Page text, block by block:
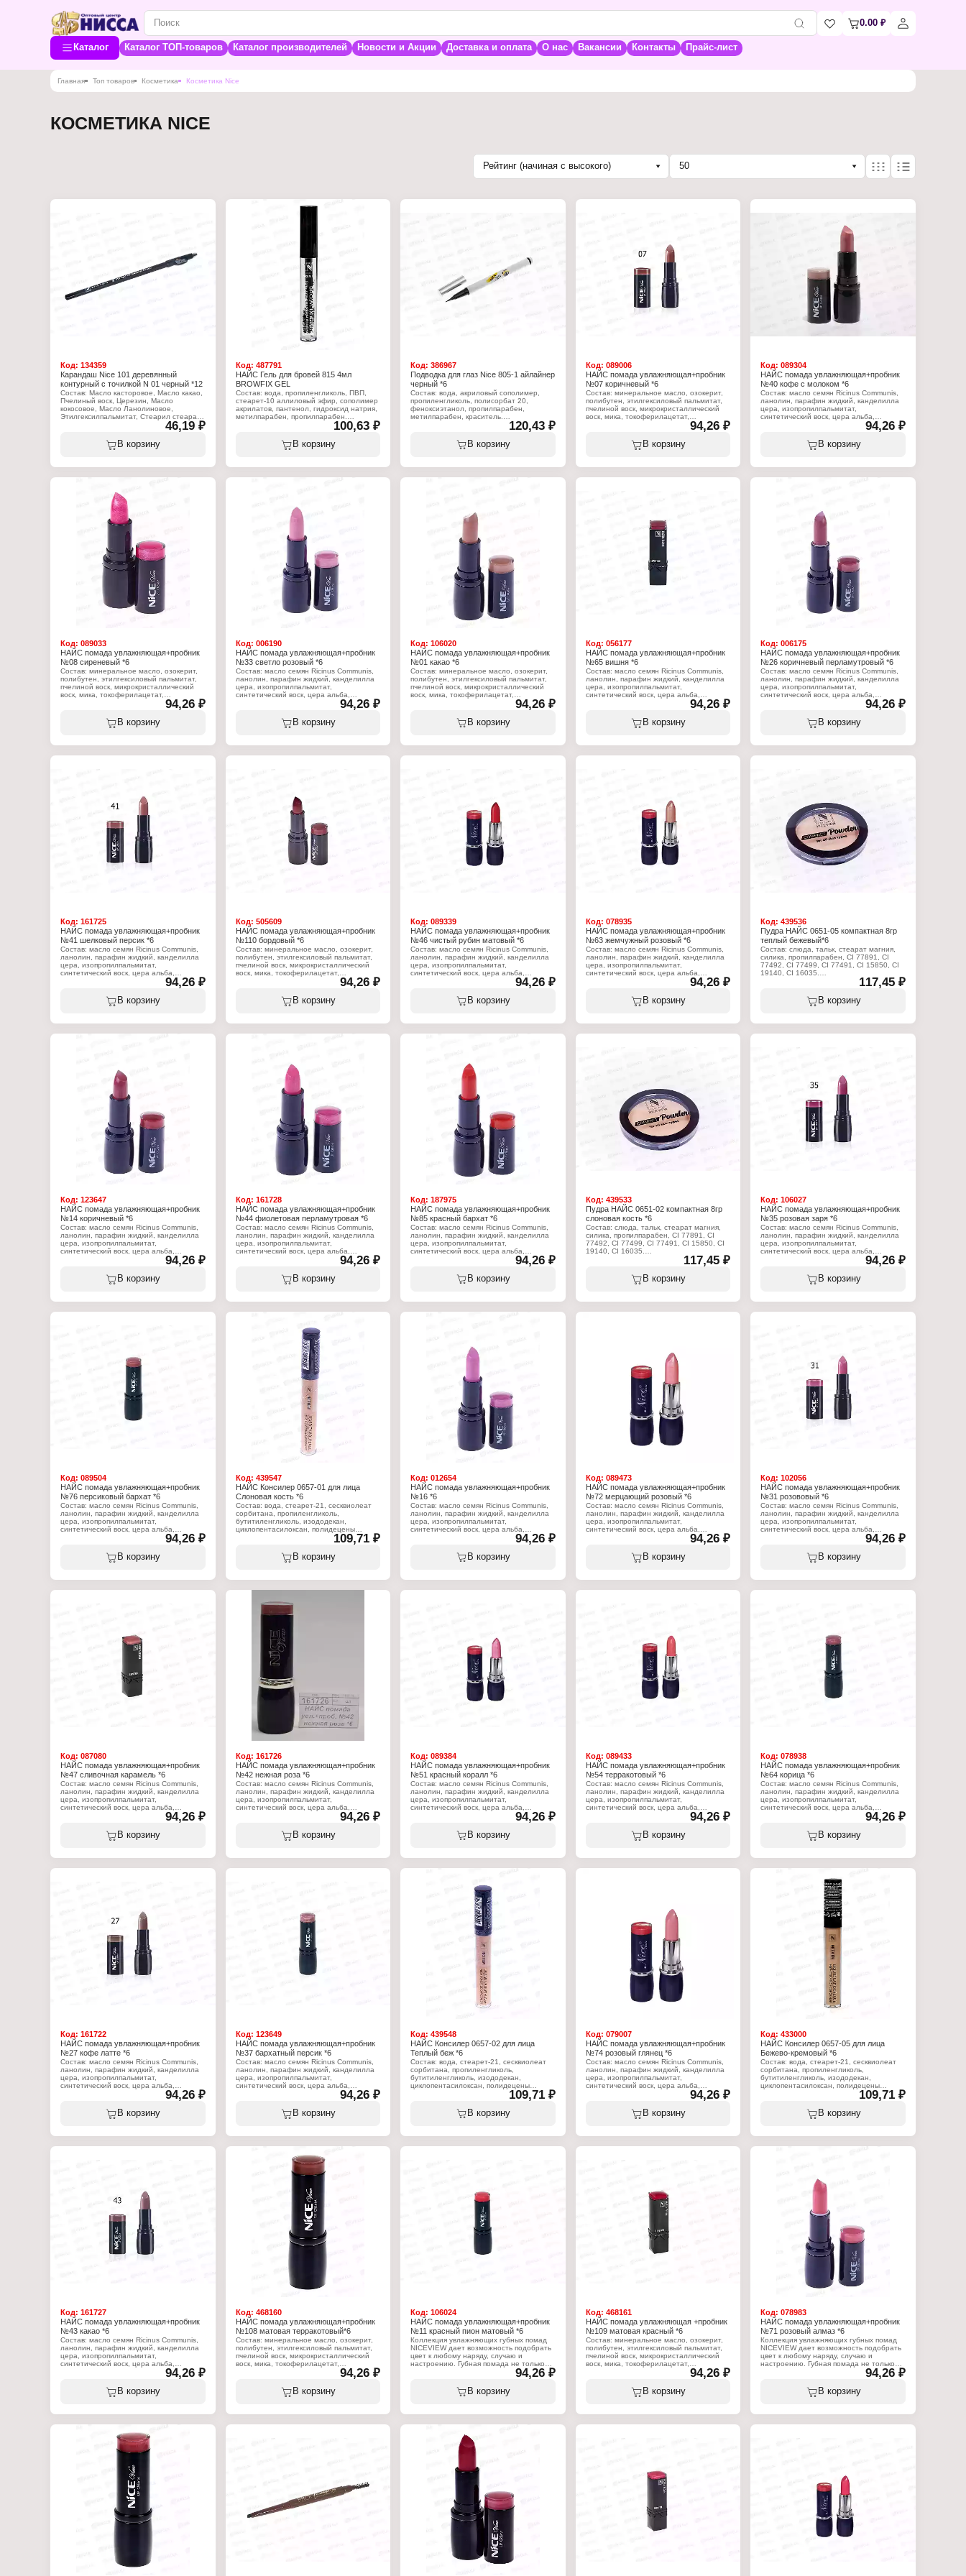
0.00 ₽
Каталог Каталог ТОП-товаров Каталог производителей Новости и Акции Доставка и оплата О нас Вакансии Контакты Прайс-лист
Главная Топ товаров Косметика Косметика Nice
КОСМЕТИКА NICE
Рейтинг (начиная с высокого) 50
Код: 134359
Карандаш Nice 101 деревянный
контурный с точилкой N 01 черный *12
Состав: Масло касторовое, Масло какао,
Пчелиный воск, Церезин, Масло
кокосовое, Масло Ланолиновое,
Этилгексилпальмитат, Стеарил стеарат,
Характеристики:
Комплектация: с точилкой
46,19 ₽
В корзину
Код: 487791
НАЙС Гель для бровей 815 4мл
BROWFIX GEL
Состав: вода, пропиленгликоль, ПВП,
стеарет-10 аллиловый эфир, сополимер
акрилатов, пантенол, гидроксид натрия,
метилпарабен, пропилпарабен.
Бренд: Nice View
Тип товара: Гель для бровей
100,63 ₽
В корзину
Код:386967
Подводка для глаз Nice 805-1 айлайнер
черный *6
Состав: вода, акриловый сополимер,
пропиленгликоль, полисорбат 20,
феноксиэтанол, пропилпарабен,
метилпарабен, краситель.
Бренд: Nice View
Тип товара: Подводка для глаз
120,43 ₽
В корзину
Код: 089006
НАЙС помада увлажняющая+пробник
№07 коричневый *6
Состав: минеральное масло, озокерит,
полибутен, этилгексиловый пальмитат,
пчелиной воск, микрокристаллический
воск, мика, токоферилацетат,
феноксиэтанол. +/- ci 77891, ci 77499, ci
77492, ci 77491, ci 15850, ci 45410.
Характеристики:
Эффект: увлажняющая
94,26 ₽
В корзину
Код:089304
НАЙС помада увлажняющая+пробник
№40 кофе с молоком *6
Состав: масло семян Ricinus Communis,
ланолин, парафин жидкий, канделилла
цера, изопропилпальмитат,
синтетический воск, цера альба,
коперниция церифера цера, масло какао
теоброма, стеариновая кислота,
вазелин, масло персеи гратиссима,
токоферилацетат, пропилпарабен, BHT,
77499, CI 77742, CI 77891, оксихлорид
олова, триэтоксикаприлилсилан).
Тип товара: Помада для губ
Вариация: с пробником
Эффект: увлажняющая
Тон: 40 кофе с молоком
94,26 ₽
В корзину
Код: 089033
НАЙС помада увлажняющая+пробник
№08 сиреневый *6
Состав: минеральное масло, озокерит,
полибутен, этилгексиловый пальмитат,
пчелиной воск, микрокристаллический
воск, мика, токоферилацетат,
феноксиэтанол. +/- ci 77891, ci 77499, ci
77492, ci 77491, ci 15850, ci 45410.
Характеристики:
Эффект: увлажняющая
94,26 ₽
В корзину
Код: 006190
НАЙС помада увлажняющая+пробник
№33 светло розовый *6
Состав: масло семян Ricinus Communis,
ланолин, парафин жидкий, канделилла
цера, изопропилпальмитат,
синтетический воск, цера альба,
коперниция церифера цера, масло какао
теоброма, стеариновая кислота,
вазелин, масло персеи гратиссима,
токоферилацетат, пропилпарабен, BHT,
77499, CI 77742, CI 77891, оксихлорид
Характеристики:
Бренд: Nice View
Тип товара: Помада для губ
Вариация: с пробником
Эффект: увлажняющая
Тон: 33 светло-розовый
94,26 ₽
В корзину
Код:106020
НАЙС помада увлажняющая+пробник
№01 какао *6
Состав: минеральное масло, озокерит,
полибутен, этилгексиловый пальмитат,
пчелиной воск, микрокристаллический
воск, мика, токоферилацетат,
феноксиэтанол. +/- ci 77891, ci 77499, ci
77492, ci 77491, ci 15850, ci 45410.
Характеристики:
Эффект: увлажняющая
94,26 ₽
В корзину
Код: 056177
НАЙС помада увлажняющая+пробник
№65 вишня *6
Состав: масло семян Ricinus Communis,
ланолин, парафин жидкий, канделилла
цера, изопропилпальмитат,
синтетический воск, цера альба,
коперниция церифера цера, масло какао
теоброма, стеариновая кислота,
вазелин, масло персеи гратиссима,
токоферилацетат, пропилпарабен, BHT,
77499, CI 77742, CI 77891, оксихлорид
Бренд: Nice View
Тип товара: Помада для губ
Вариация: с пробником
Эффект: увлажняющая
94,26 ₽
В корзину
Код:006175
НАЙС помада увлажняющая+пробник
№26 коричневый перламутровый *6
Состав: масло семян Ricinus Communis,
ланолин, парафин жидкий, канделилла
цера, изопропилпальмитат,
синтетический воск, цера альба,
коперниция церифера цера, масло какао
теоброма, стеариновая кислота,
вазелин, масло персеи гратиссима,
токоферилацетат, пропилпарабен, BHT,
77499, CI 77742, CI 77891, оксихлорид
Характеристики:
Бренд: Nice View
Тип товара: Помада для губ
Вариация: с пробником
Эффект: увлажняющая
Тон: 26 коричневый перламутр
Объём: 4 г
94,26 ₽
В корзину
Код: 161725
НАЙС помада увлажняющая+пробник
№41 шелковый персик *6
Состав: масло семян Ricinus Communis,
ланолин, парафин жидкий, канделилла
цера, изопропилпальмитат,
синтетический воск, цера альба,
коперниция церифера цера, масло какао
теоброма, стеариновая кислота,
вазелин, масло персеи гратиссима,
токоферилацетат, пропилпарабен, BHT,
77499, CI 77742, CI 77891, оксихлорид
Характеристики:
Тип товара: Помада для губ
Вариация: с пробником
Эффект: увлажняющая
Тон: 41 шелковый персик
94,26 ₽
В корзину
Код: 505609
НАЙС помада увлажняющая+пробник
№110 бордовый *6
Состав: минеральное масло, озокерит,
полибутен, этилгексиловый пальмитат,
пчелиной воск, микрокристаллический
воск, мика, токоферилацетат,
феноксиэтанол. +/- ci 77891, ci 77499, ci
77492, ci 77491, ci 15850, ci 45410.
Характеристики:
Эффект: увлажняющая
94,26 ₽
В корзину
Код:089339
НАЙС помада увлажняющая+пробник
№46 чистый рубин матовый *6
Состав: масло семян Ricinus Communis,
ланолин, парафин жидкий, канделилла
цера, изопропилпальмитат,
синтетический воск, цера альба,
коперниция церифера цера, масло какао
теоброма, стеариновая кислота,
вазелин, масло персеи гратиссима,
токоферилацетат, пропилпарабен, BHT,
77499, CI 77742, CI 77891, оксихлорид
олова, триэтоксикаприлилсилан).
Тип товара: Помада для губ
Вариация: с пробником
Эффект: увлажняющая
Тон: 46 чистый рубин
94,26 ₽
В корзину
Код: 078935
НАЙС помада увлажняющая+пробник
№63 жемчужный розовый *6
Состав: масло семян Ricinus Communis,
ланолин, парафин жидкий, канделилла
цера, изопропилпальмитат,
синтетический воск, цера альба,
коперниция церифера цера, масло какао
теоброма, стеариновая кислота,
вазелин, масло персеи гратиссима,
токоферилацетат, пропилпарабен, BHT,
77499, CI 77742, CI 77891, оксихлорид
Бренд: Nice View
Тип товара: Помада для губ
Вариация: с пробником
Эффект: увлажняющая
Тон: 63 жемчужно-розовый
Объём: 4 г
94,26 ₽
В корзину
Код:439536
Пудра НАЙС 0651-05 компактная 8гр
теплый бежевый*6
Состав: слюда, тальк, стеарат магния,
силика, пропилпарабен, CI 77891, CI
77492, CI 77499, CI 77491, CI 15850, CI
19140, CI 16035.
Бренд: Nice View
Тип товара: Пудра для лица
117,45 ₽
В корзину
Код: 123647
НАЙС помада увлажняющая+пробник
№14 коричневый *6
Состав: масло семян Ricinus Communis,
ланолин, парафин жидкий, канделилла
цера, изопропилпальмитат,
синтетический воск, цера альба,
коперниция церифера цера, масло какао
теоброма, стеариновая кислота,
вазелин, масло персеи гратиссима,
токоферилацетат, пропилпарабен, BHT,
77499, CI 77742, CI 77891, оксихлорид
Тип товара: Помада для губ
Вариация: с пробником
Эффект: увлажняющая
Тон: 14 коричневый
94,26 ₽
В корзину
Код: 161728
НАЙС помада увлажняющая+пробник
№44 фиолетовая перламутровая *6
Состав: масло семян Ricinus Communis,
ланолин, парафин жидкий, канделилла
цера, изопропилпальмитат,
синтетический воск, цера альба,
коперниция церифера цера, масло какао
теоброма, стеариновая кислота,
вазелин, масло персеи гратиссима,
токоферилацетат, пропилпарабен, BHT,
77499, CI 77742, CI 77891, оксихлорид
алюминия, Слюда, Кремнезем,
Синтетический фторфлогопит, оксид
олова, триэтоксикаприлилсилан).
Тип товара: Помада для губ
Вариация: с пробником
Эффект: увлажняющая
Тон: 44 фиолетовый перламутровый
94,26 ₽
В корзину
Код:187975
НАЙС помада увлажняющая+пробник
№85 красный бархат *6
Состав: масло семян Ricinus Communis,
ланолин, парафин жидкий, канделилла
цера, изопропилпальмитат,
синтетический воск, цера альба,
коперниция церифера цера, масло какао
теоброма, стеариновая кислота,
вазелин, масло персеи гратиссима,
токоферилацетат, пропилпарабен, BHT,
77499, CI 77742, CI 77891, оксихлорид
олова, триэтоксикаприлилсилан).
Характеристики:
Тип товара: Помада для губ
Вариация: с пробником
Эффект: увлажняющая
Тон: 85 красный бархат
94,26 ₽
В корзину
Код: 439533
Пудра НАЙС 0651-02 компактная 8гр
слоновая кость *6
Состав: слюда, тальк, стеарат магния,
силика, пропилпарабен, CI 77891, CI
77492, CI 77499, CI 77491, CI 15850, CI
19140, CI 16035.
Бренд: Nice View
Тип товара: Пудра для лица
117,45 ₽
В корзину
Код:106027
НАЙС помада увлажняющая+пробник
№35 розовая заря *6
Состав: масло семян Ricinus Communis,
ланолин, парафин жидкий, канделилла
цера, изопропилпальмитат,
синтетический воск, цера альба,
коперниция церифера цера, масло какао
теоброма, стеариновая кислота,
вазелин, масло персеи гратиссима,
токоферилацетат, пропилпарабен, BHT,
77499, CI 77742, CI 77891, оксихлорид
Характеристики:
Бренд: Nice View
Тип товара: Помада для губ
Вариация: с пробником
Эффект: увлажняющая
Тон: 35 розовая заря
94,26 ₽
В корзину
Код: 089504
НАЙС помада увлажняющая+пробник
№76 персиковый бархат *6
Состав: масло семян Ricinus Communis,
ланолин, парафин жидкий, канделилла
цера, изопропилпальмитат,
синтетический воск, цера альба,
коперниция церифера цера, масло какао
теоброма, стеариновая кислота,
вазелин, масло персеи гратиссима,
токоферилацетат, пропилпарабен, BHT,
77499, CI 77742, CI 77891, оксихлорид
Тип товара: Помада для губ
Эффект: увлажняющая
Тон: 76 персиковый бархат
94,26 ₽
В корзину
Код: 439547
НАЙС Консилер 0657-01 для лица
Слоновая кость *6
Состав: вода, стеарет-21, сесквиолеат
сорбитана, пропиленгликоль,
бутитиленгликоль, изододекан,
циклопентасилоксан, полидецены
этилгексилпальмитат, тридецил
тримеллитат, диметикон,
микрокристаллический воск,
иодопропилбутилкарбамат, диоксид
титана, пигмент железнооксидный.
Характеристики:
Тип товара: Консилер
Тон: 01 слоновая кость
Объем: 7 мл
109,71 ₽
В корзину
Код:012654
НАЙС помада увлажняющая+пробник
№16 *6
Состав: масло семян Ricinus Communis,
ланолин, парафин жидкий, канделилла
цера, изопропилпальмитат,
синтетический воск, цера альба,
коперниция церифера цера, масло какао
теоброма, стеариновая кислота,
вазелин, масло персеи гратиссима,
токоферилацетат, пропилпарабен, BHT,
77499, CI 77742, CI 77891, оксихлорид
Бренд: Nice View
Тип товара: Помада для губ
Вариация: с пробником
Эффект: увлажняющая
Тон: 16 нежно розово-сиреневый
94,26 ₽
В корзину
Код: 089473
НАЙС помада увлажняющая+пробник
№72 мерцающий розовый *6
Состав: масло семян Ricinus Communis,
ланолин, парафин жидкий, канделилла
цера, изопропилпальмитат,
синтетический воск, цера альба,
коперниция церифера цера, масло какао
теоброма, стеариновая кислота,
вазелин, масло персеи гратиссима,
токоферилацетат, пропилпарабен, BHT,
77499, CI 77742, CI 77891, оксихлорид
Бренд: Nice View
Тип товара: Помада для губ
Вариация: с пробником
Эффект: увлажняющая
Тон: 72 мерцающий розовый
94,26 ₽
В корзину
Код:102056
НАЙС помада увлажняющая+пробник
№31 розововый *6
Состав: масло семян Ricinus Communis,
ланолин, парафин жидкий, канделилла
цера, изопропилпальмитат,
синтетический воск, цера альба,
коперниция церифера цера, масло какао
теоброма, стеариновая кислота,
вазелин, масло персеи гратиссима,
токоферилацетат, пропилпарабен, BHT,
77499, CI 77742, CI 77891, оксихлорид
Тип товара: Помада для губ
Вариация: с пробником
Эффект: увлажняющая
Тон: 31 розовый лепесток перламутра
94,26 ₽
В корзину
Код: 087080
НАЙС помада увлажняющая+пробник
№47 сливочная карамель *6
Состав: масло семян Ricinus Communis,
ланолин, парафин жидкий, канделилла
цера, изопропилпальмитат,
синтетический воск, цера альба,
коперниция церифера цера, масло какао
теоброма, стеариновая кислота,
вазелин, масло персеи гратиссима,
токоферилацетат, пропилпарабен, BHT,
77499, CI 77742, CI 77891, оксихлорид
Характеристики:
Бренд: Nice View
Тип товара: Помада для губ
Вариация: с пробником
Эффект: увлажняющая
Тон: 47 сливочная карамель
94,26 ₽
В корзину
Код: 161726
НАЙС помада увлажняющая+пробник
№42 нежная роза *6
Состав: масло семян Ricinus Communis,
ланолин, парафин жидкий, канделилла
цера, изопропилпальмитат,
синтетический воск, цера альба,
коперниция церифера цера, масло какао
теоброма, стеариновая кислота,
вазелин, масло персеи гратиссима,
токоферилацетат, пропилпарабен, BHT,
77499, CI 77742, CI 77891, оксихлорид
Тип товара: Помада для губ
Вариация: с пробником
Эффект: увлажняющая
Тон: 42 нежная роза
94,26 ₽
В корзину
Код:089384
НАЙС помада увлажняющая+пробник
№51 красный коралл *6
Состав: масло семян Ricinus Communis,
ланолин, парафин жидкий, канделилла
цера, изопропилпальмитат,
синтетический воск, цера альба,
коперниция церифера цера, масло какао
теоброма, стеариновая кислота,
вазелин, масло персеи гратиссима,
токоферилацетат, пропилпарабен, BHT,
77499, CI 77742, CI 77891, оксихлорид
алюминия, Слюда, Кремнезем,
Синтетический фторфлогопит, оксид
олова, триэтоксикаприлилсилан).
Тип товара: Помада для губ
Вариация: с пробником
Эффект: увлажняющая
Тон: 51 красный коралл
94,26 ₽
В корзину
Код: 089433
НАЙС помада увлажняющая+пробник
№54 терракотовый *6
Состав: масло семян Ricinus Communis,
ланолин, парафин жидкий, канделилла
цера, изопропилпальмитат,
синтетический воск, цера альба,
коперниция церифера цера, масло какао
теоброма, стеариновая кислота,
вазелин, масло персеи гратиссима,
токоферилацетат, пропилпарабен, BHT,
77499, CI 77742, CI 77891, оксихлорид
Бренд: Nice View
Тип товара: Помада для губ
Вариация: с пробником
Эффект: увлажняющая
Тон: 54 терракотовый
94,26 ₽
В корзину
Код:078938
НАЙС помада увлажняющая+пробник
№64 корица *6
Состав: масло семян Ricinus Communis,
ланолин, парафин жидкий, канделилла
цера, изопропилпальмитат,
синтетический воск, цера альба,
коперниция церифера цера, масло какао
теоброма, стеариновая кислота,
вазелин, масло персеи гратиссима,
токоферилацетат, пропилпарабен, BHT,
77499, CI 77742, CI 77891, оксихлорид
висмута, боросиликат кальция и
алюминия, Слюда, Кремнезем,
Синтетический фторфлогопит, оксид
олова, триэтоксикаприлилсилан).
Тип товара: Помада для губ
Вариация: с пробником
Эффект: увлажняющая
94,26 ₽
В корзину
Код: 161722
НАЙС помада увлажняющая+пробник
№27 кофе латте *6
Состав: масло семян Ricinus Communis,
ланолин, парафин жидкий, канделилла
цера, изопропилпальмитат,
синтетический воск, цера альба,
коперниция церифера цера, масло какао
теоброма, стеариновая кислота,
вазелин, масло персеи гратиссима,
токоферилацетат, пропилпарабен, BHT,
77499, CI 77742, CI 77891, оксихлорид
Характеристики:
Бренд: Nice View
Тип товара: Помада для губ
Вариация: с пробником
Эффект: увлажняющая
Тон: 27 кофе латте
94,26 ₽
В корзину
Код: 123649
НАЙС помада увлажняющая+пробник
№37 бархатный персик *6
Состав: масло семян Ricinus Communis,
ланолин, парафин жидкий, канделилла
цера, изопропилпальмитат,
синтетический воск, цера альба,
коперниция церифера цера, масло какао
теоброма, стеариновая кислота,
вазелин, масло персеи гратиссима,
токоферилацетат, пропилпарабен, BHT,
77499, CI 77742, CI 77891, оксихлорид
висмута, боросиликат кальция и
алюминия, Слюда, Кремнезем,
Синтетический фторфлогопит, оксид
Тип товара: Помада для губ
Вариация: с пробником
Эффект: увлажняющая
Тон: 37 бархатный персик
94,26 ₽
В корзину
Код:439548
НАЙС Консилер 0657-02 для лица
Теплый беж *6
Состав: вода, стеарет-21, сесквиолеат
сорбитана, пропиленгликоль,
бутитиленгликоль, изододекан,
циклопентасилоксан, полидецены
этилгексилпальмитат, тридецил
тримеллитат, диметикон,
микрокристаллический воск,
иодопропилбутилкарбамат, диоксид
Тон: 02 теплый бежевый
109,71 ₽
В корзину
Код: 079007
НАЙС помада увлажняющая+пробник
№74 розовый глянец *6
Состав: масло семян Ricinus Communis,
ланолин, парафин жидкий, канделилла
цера, изопропилпальмитат,
синтетический воск, цера альба,
коперниция церифера цера, масло какао
теоброма, стеариновая кислота,
вазелин, масло персеи гратиссима,
токоферилацетат, пропилпарабен, BHT,
77499, CI 77742, CI 77891, оксихлорид
Тип товара: Помада для губ
Эффект: увлажняющая
Тон: 74 розовый глянец
94,26 ₽
В корзину
Код:433000
НАЙС Консилер 0657-05 для лица
Бежево-кремовый *6
Состав: вода, стеарет-21, сесквиолеат
сорбитана, пропиленгликоль,
бутитиленгликоль, изододекан,
циклопентасилоксан, полидецены
этилгексилпальмитат, тридецил
тримеллитат, диметикон,
микрокристаллический воск,
иодопропилбутилкарбамат, диоксид
Бренд: Nice View
Тип товара: Консилер
109,71 ₽
В корзину
Код: 161727
НАЙС помада увлажняющая+пробник
№43 какао *6
Состав: масло семян Ricinus Communis,
ланолин, парафин жидкий, канделилла
цера, изопропилпальмитат,
синтетический воск, цера альба,
коперниция церифера цера, масло какао
теоброма, стеариновая кислота,
вазелин, масло персеи гратиссима,
токоферилацетат, пропилпарабен, BHT,
77499, CI 77742, CI 77891, оксихлорид
висмута, боросиликат кальция и
алюминия, Слюда, Кремнезем,
Синтетический фторфлогопит, оксид
Тип товара: Помада для губ
Вариация: с пробником
Эффект: увлажняющая
Тон: 43 капучино
94,26 ₽
В корзину
Код: 468160
НАЙС помада увлажняющая+пробник
№108 матовая терракотовый*6
Состав: минеральное масло, озокерит,
полибутен, этилгексиловый пальмитат,
пчелиной воск, микрокристаллический
воск, мика, токоферилацетат,
феноксиэтанол. +/- ci 77891, ci 77499, ci
77492, ci 77491, ci 15850, ci 45410.
Характеристики:
Эффект: увлажняющая
94,26 ₽
В корзину
Код:106024
НАЙС помада увлажняющая+пробник
№11 красный пион матовый *6
Коллекция увлажняющих губных помад
NICEVIEW дает возможность подобрать
цвет к любому наряду, случаю и
настроению. Губная помада не только
украшает, но и бережно ухаживает за
нежной кожей губ. Каждый раз,
применяя губную помаду, Вы
одновременно регенерируете и
Бренд: Nice View
Тип товара: Помада для губ
Вариация: с пробником
Особенность: матовая
Тон: №11 Красный пион
Артикул: 104
94,26 ₽
В корзину
Код: 468161
НАЙС помада увлажняющая +пробник
№109 матовая красный *6
Состав: минеральное масло, озокерит,
полибутен, этилгексиловый пальмитат,
пчелиной воск, микрокристаллический
воск, мика, токоферилацетат,
феноксиэтанол. +/- ci 77891, ci 77499, ci
77492, ci 77491, ci 15850, ci 45410.
Характеристики:
Эффект: увлажняющая
94,26 ₽
В корзину
Код:078983
НАЙС помада увлажняющая+пробник
№71 розовый алмаз *6
Коллекция увлажняющих губных помад
NICEVIEW дает возможность подобрать
цвет к любому наряду, случаю и
настроению. Губная помада не только
украшает, но и бережно ухаживает за
нежной кожей губ. Каждый раз,
применяя губную помаду, Вы
одновременно регенерируете и
Бренд: Nice View
94,26 ₽
В корзину